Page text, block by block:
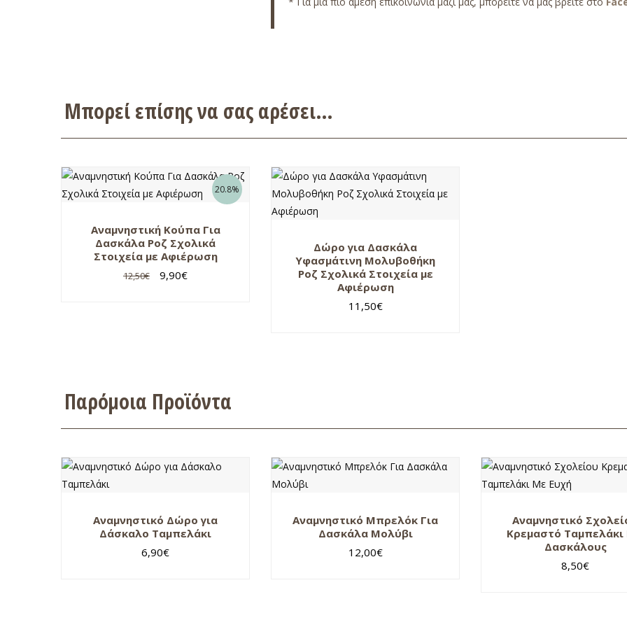
Μπορεί επίσης να σας αρέσει…
20.8%
Αναμνηστική Κούπα Για
Δασκάλα Ροζ Σχολικά
Στοιχεία με Αφιέρωση
12,50€ 9,90€
Δώρο για Δασκάλα
Υφασμάτινη Μολυβοθήκη
Ροζ Σχολικά Στοιχεία με
Αφιέρωση
11,50€
Παρόμοια Προϊόντα
Αναμνηστικό Δώρο για
Δάσκαλο Ταμπελάκι
6,90€
Αναμνηστικό Μπρελόκ Για
Δασκάλα Μολύβι
12,00€
Αναμνηστικό
Κρεμαστό Ταμπελάκι
Δασκάλους
8,50€